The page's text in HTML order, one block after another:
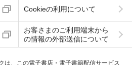
Cookieの利用について
お客さまのご利用端末から
の情報の外部送信について
は、この電子書店・電子書籍配信サービス